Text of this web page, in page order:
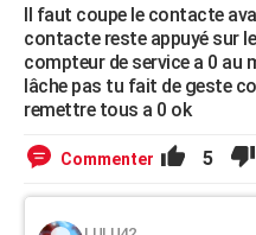
Il faut coupe le contacte
contacte reste appuyé sur
compteur de service a 0 au
lâche pas tu fait de geste
remettre tous a 0 ok
Commenter 5